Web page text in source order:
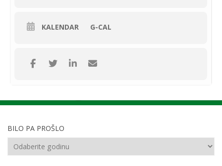
KALENDAR G-CAL
BILO PA PROŠLO